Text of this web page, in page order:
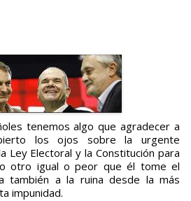
los ojos sobre la urgente
Ley Electoral y la Constitución para
otro igual o peor que él tome el
también a la ruina desde la más
impunidad.